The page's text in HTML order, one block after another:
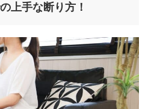
上手な断り方！